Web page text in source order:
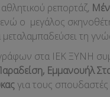
ρεπορτάζ,
ο μεγάλος
τη
στα ΙΕΚ ΞΥΝΗ
Εμμανουήλ
για τους